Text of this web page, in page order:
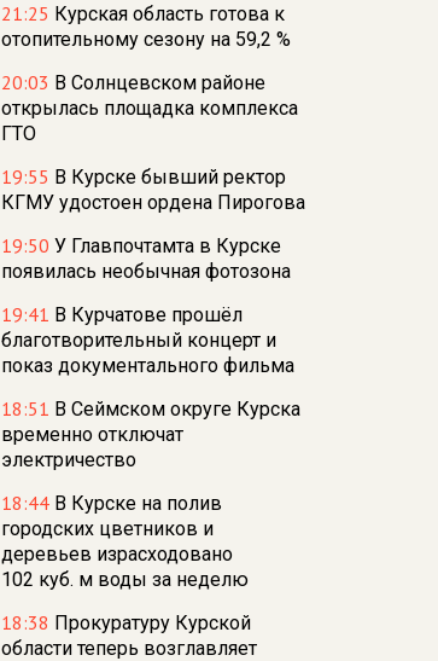
21:25 Курская область готова к
отопительному сезону на 59,2 %
20:03 В Солнцевском районе
открылась площадка комплекса
ГТО
19:55 В Курске бывший ректор
КГМУ удостоен ордена Пирогова
19:50 У Главпочтамта в Курске
появилась необычная фотозона
19:41 В Курчатове прошёл
благотворительный концерт и
показ документального фильма
18:51 В Сеймском округе Курска
временно отключат
электричество
18:44 В Курске на полив
городских цветников и
деревьев израсходовано
102 куб. м воды за неделю
18:38 Прокуратуру Курской
области теперь возглавляет